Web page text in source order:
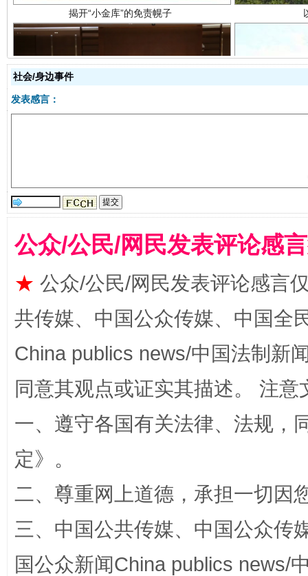
全民健身五年计划来了！等你上场
社会/身边事件
发表感言：
公众/公民/网民发表评论感
★ 公众/公民/网民发表评论感言
共传媒、中国公众传媒、中国全
China publics news/中国法制新
同意其观点或证实其描述。 注
一、遵守各国有关法律、法规，
定》。
二、尊重网上道德，承担一切因
三、中国公共传媒、中国公众传
国公众新闻China publics news/